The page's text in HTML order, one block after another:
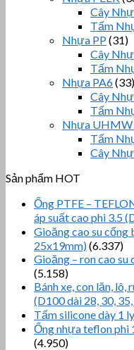
Cây
Tấm
Nhựa PP (31)
Cây
Tấm
Nhựa PA6(33)
Cây
Tấm
Nhựa UHMW
Tấm
Cây
Sản phẩm HOT
Ống PTFE –
áp suất cao phi 3.5
Gioăng cao su cống
25x19mm)(6.337)
Gioăng – ron cao su
(5.158)
Bánh xe, con lăn, lô,
(D100 dài 28, 30,
Tấm silicone dày 1
Ống nhựa teflon phi
(4.950)